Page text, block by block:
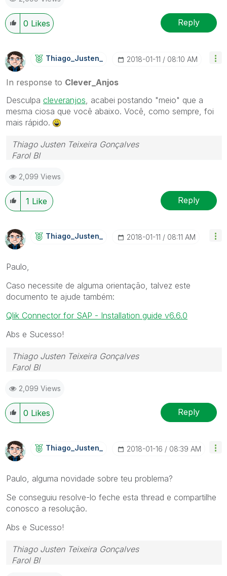
0 Likes Reply
Thiago_Justen_ ‎2018-01-11 08:10 AM
In response to Clever_Anjos
Desculpa cleveranjos ‌, acabei postando "meio" que a
mesma ciosa que você abaixo. Você, como sempre, foi
mais rápido.
Thiago Justen Teixeira Gonçalves
Farol BI
Skype: justen.thiago
2,099 Views
1 Like Reply
Thiago_Justen_ ‎2018-01-11 08:11 AM
Paulo,
Caso necessite de alguma orientação, talvez este
documento te ajude também:
Qlik Connector for SAP - Installation guide v6.6.0
Abs e Sucesso!
Thiago Justen Teixeira Gonçalves
Farol BI
Skype: justen.thiago
2,099 Views
0 Likes Reply
Thiago_Justen_ ‎2018-01-16 08:39 AM
Paulo, alguma novidade sobre teu problema?
Se conseguiu resolve-lo feche esta thread e compartilhe
conosco a resolução.
Abs e Sucesso!
Thiago Justen Teixeira Gonçalves
Farol BI